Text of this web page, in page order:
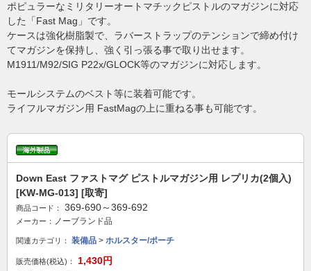
ポピュラーなミリタリーオートマチックピストルのマガジンに対応
した「Fast Mag」です。
ケースは強化樹脂製で、ラバーストラップのテンションで締め付け
てマガジンを保持し、強く引っ張る事で取り出せます。
M1911/M92/SIG P22x/GLOCK等のマガジンに対応します。
モールシステムのベスト等に装着可能です。
ライフルマガジン用 FastMagの上に重ねる事も可能です。
Down East ファストマグ ピストルマガジン用 レプリカ(2個入)
[KW-MG-013] [取寄]
商品コード： 369-690～369-692
メーカー： ノーブランド品
関連カテゴリ： 装備品 > ホルスター/ポーチ
販売価格(税込)： 1,430円